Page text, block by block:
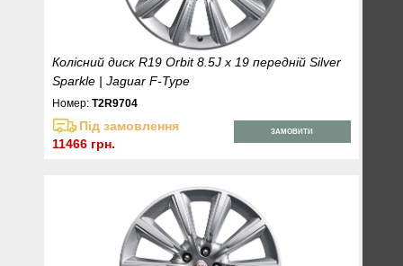
Колісний диск R19 Orbit 8.5J x 19 передній Silver
Sparkle | Jaguar F-Type
Номер:T2R9704
Під замовлення
11466 грн.
ЗАМОВИТИ